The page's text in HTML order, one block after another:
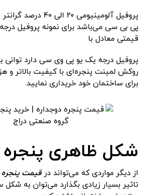
پروفیل آلومینیومی ۲۰
قیمتی معادل با
پروفیل درجه یک یو پی وی سی دارد توانی
روکش لمینت پنجره‌ای با کیفیت بالاتر و
برای ساختمان خود خریداری نمایید.
شکل ظاهری پنجره
از دیگر مواردی که می‌تواند درقیمت پنجره
تاثیر بسیار زیادی بگذارد می‌توان به شکل